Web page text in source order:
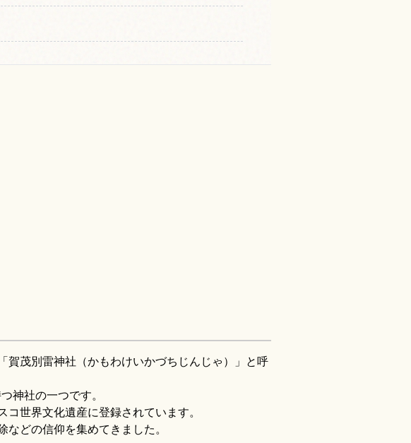
茂別雷神社（かもわけいかづちじんじゃ）」と呼
神社の一つです。
世界文化遺産に登録されています。
どの信仰を集めてきました。